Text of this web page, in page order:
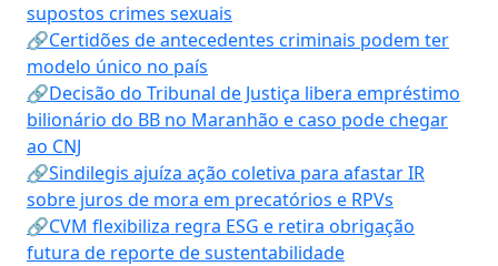
supostos crimes sexuais
🔗Certidões de antecedentes criminais podem ter
modelo único no país
🔗Decisão do Tribunal de Justiça libera empréstimo
bilionário do BB no Maranhão e caso pode chegar
ao CNJ
🔗Sindilegis ajuíza ação coletiva para afastar IR
sobre juros de mora em precatórios e RPVs
🔗CVM flexibiliza regra ESG e retira obrigação
futura de reporte de sustentabilidade